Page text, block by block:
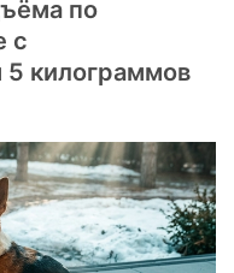
по
с
килограммов